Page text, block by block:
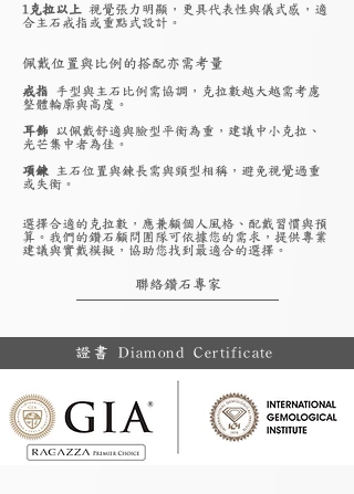
1克拉以上 視覺張力明顯，更具代表性與儀式感，適
合主石戒指或重點式設計。
佩戴位置與比例的搭配亦需考量
戒指 手型與主石比例需協調，克拉數越大越需考慮
整體輪廓與高度。
耳飾 以佩戴舒適與臉型平衡為重，建議中小克拉、
光芒集中者為佳。
項鍊 主石位置與鍊長需與頸型相稱，避免視覺過重
或失衡。
選擇合適的克拉數，應兼顧個人風格、配戴習慣與預
算。我們的鑽石顧問團隊可依據您的需求，提供專業
建議與實戴模擬，協助您找到最適合的選擇。
聯絡鑽石專家
證書 Diamond Certificate